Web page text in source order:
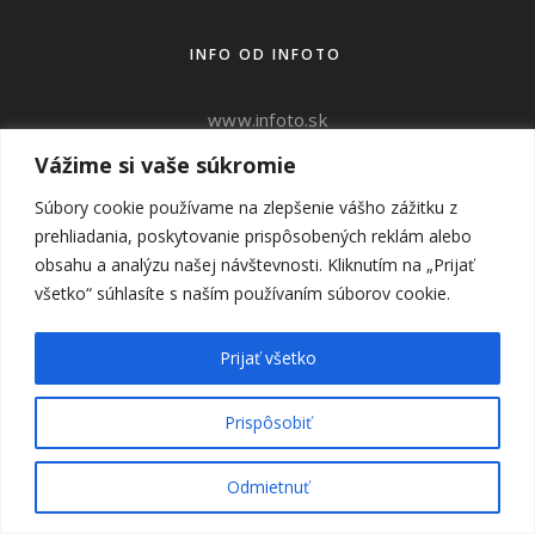
Vážime si vaše súkromie
Súbory cookie používame na zlepšenie vášho zážitku z
prehliadania, poskytovanie prispôsobených reklám alebo
obsahu a analýzu našej návštevnosti. Kliknutím na „Prijať
všetko“ súhlasíte s naším používaním súborov cookie.
Prispôsobiť
Odmietnuť
Prijať všetko
INFO OD INFOTO
www.infoto.sk
ahoj@victorweddings.sk
0905 944 809
SUBSCRIBE
Žiaden spam, sľubujem :)